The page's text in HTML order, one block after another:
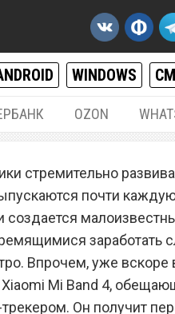
WINDOWS
OZON
4 очень
стремительно
почти
создается
заработать
Впрочем, уже вскоре
Mi Band 4,
Он получит